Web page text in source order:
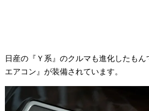
日産の『Ｙ系』のクルマも進化したもん
エアコン』が装備されています。